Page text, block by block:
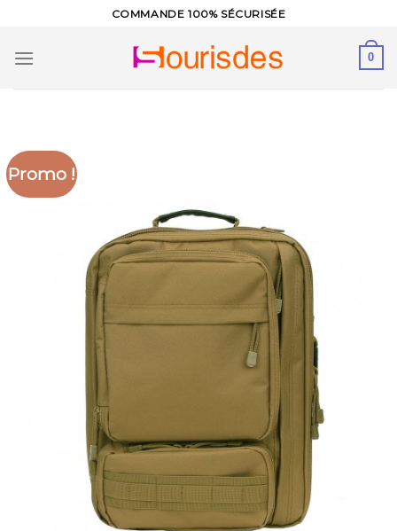
content
COMMANDE 100% SÉCURISÉE
0
Promo !